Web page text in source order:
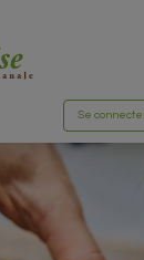
Se